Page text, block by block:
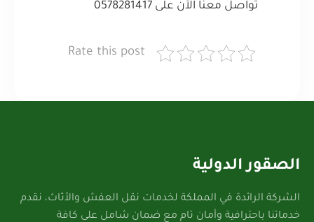
تواصل معنا الآن على 0578281417
Rate this post
الصقور الدولية
الشركة الرائدة في المملكة لخدمات نقل العفش والأثاث، نقدم
خدماتنا باحترافية وأمان تام مع ضمان شامل على كافة